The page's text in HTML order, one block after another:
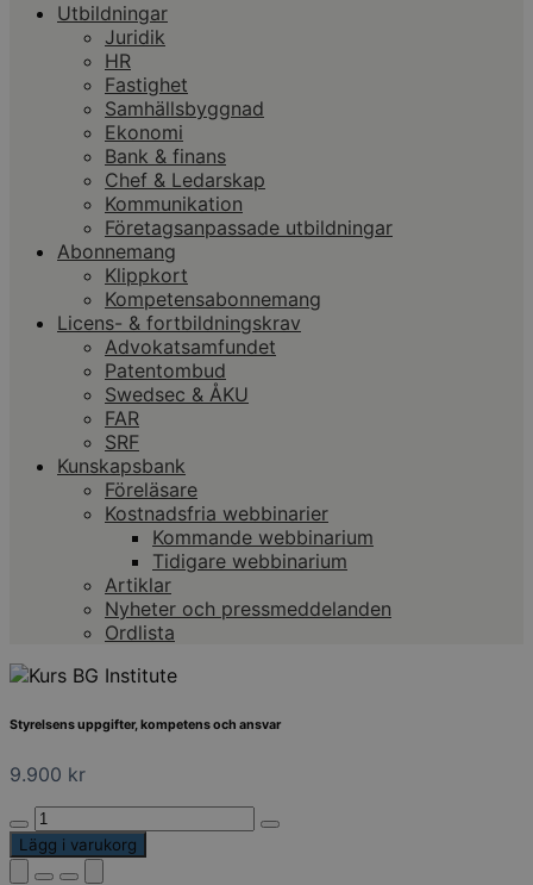
Utbildningar
Juridik
HR
Fastighet
Samhällsbyggnad
Ekonomi
Bank & finans
Chef & Ledarskap
Kommunikation
Företagsanpassade utbildningar
Abonnemang
Klippkort
Kompetensabonnemang
Licens- & fortbildningskrav
Advokatsamfundet
Patentombud
Swedsec & ÅKU
FAR
SRF
Kunskapsbank
Föreläsare
Kostnadsfria webbinarier
Kommande webbinarium
Tidigare webbinarium
Artiklar
Nyheter och pressmeddelanden
Ordlista
Styrelsens uppgifter, kompetens och ansvar
9.900 kr
Styrelsens
uppgifter,
kompetens
Lägg i varukorg